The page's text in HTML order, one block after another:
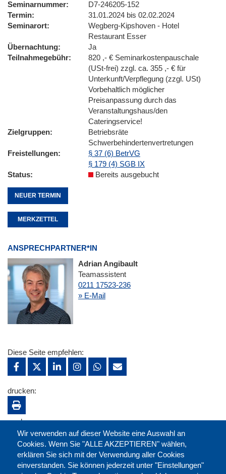
Seminarnummer
D7-246205-152
Termin
31.01.2024 bis 02.02.2024
Seminarort
Wegberg-Kipshoven - Hotel
Restaurant Esser
Übernachtung
Ja
Teilnahmegebühr
820 ,- € Seminarkostenpauschale
(USt-frei) zzgl. ca. 355 ,- € für
Unterkunft/Verpflegung (zzgl. USt)
Vorbehaltlich möglicher
Preisanpassung durch das
Veranstaltungshaus/den
Cateringservice!
Zielgruppen
Betriebsräte
Schwerbehindertenvertretungen
Freistellungen
§ 37 (6) BetrVG
§ 179 (4) SGB IX
Status
Bereits ausgebucht
NEUER TERMIN
MERKZETTEL
ANSPRECHPARTNER*IN
Adrian Angibault
Teamassistent
0211 17523-236
» E-Mail
Wir verwenden auf dieser Website eine Auswahl an
Cookies. Wenn Sie "ALLE AKZEPTIEREN" wählen,
erklären Sie sich mit der Verwendung aller Cookies
einverstanden. Sie können jederzeit unter "Einstellungen"
Diese Seite empfehlen:
drucken:
merken: